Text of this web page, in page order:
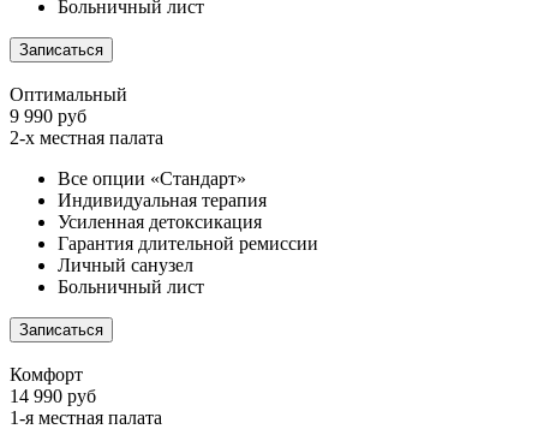
Больничный лист
Записаться
Оптимальный
9 990 руб
2-х местная палата
Все опции «Стандарт»
Индивидуальная терапия
Усиленная детоксикация
Гарантия длительной ремиссии
Личный санузел
Больничный лист
Записаться
Комфорт
14 990 руб
1-я местная палата